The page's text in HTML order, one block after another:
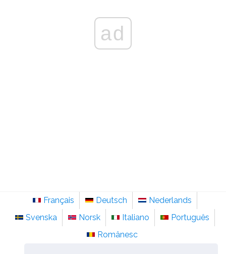
ad
Français Deutsch
Nederlands
Svenska
Norsk Italiano
Português
Românesc